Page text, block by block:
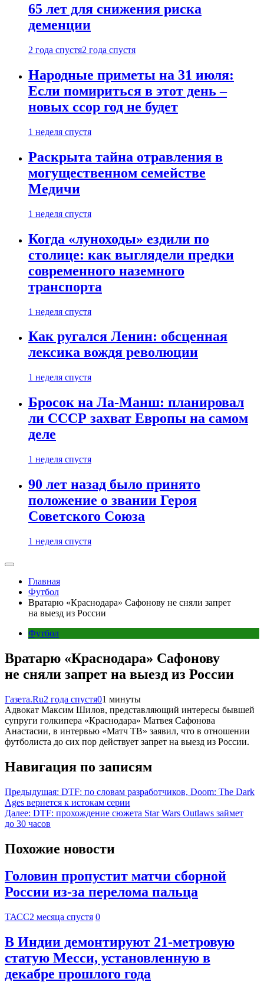
65 лет для снижения риска
деменции
2 года спустя2 года спустя
Народные приметы на 31 июля:
Если помириться в этот день –
новых ссор год не будет
1 неделя спустя
Раскрыта тайна отравления в
могущественном семействе
Медичи
1 неделя спустя
Когда «луноходы» ездили по
столице: как выглядели предки
современного наземного
транспорта
1 неделя спустя
Как ругался Ленин: обсценная
лексика вождя революции
1 неделя спустя
Бросок на Ла-Манш: планировал
ли СССР захват Европы на самом
деле
1 неделя спустя
90 лет назад было принято
положение о звании Героя
Советского Союза
1 неделя спустя
Главная
Футбол
Вратарю «Краснодара» Сафонову не сняли запрет
на выезд из России
Футбол
Вратарю «Краснодара» Сафонову
не сняли запрет на выезд из России
Газета.Ru2 года спустя01 минуты
Адвокат Максим Шилов, представляющий интересы бывшей
супруги голкипера «Краснодара» Матвея Сафонова
Анастасии, в интервью «Матч ТВ» заявил, что в отношении
футболиста до сих пор действует запрет на выезд из России.
Навигация по записям
Предыдущая: DTF: по словам разработчиков, Doom: The Dark
Ages вернется к истокам серии
Далее: DTF: прохождение сюжета Star Wars Outlaws займет
до 30 часов
Похожие новости
Головин пропустит матчи сборной
России из-за перелома пальца
ТАСС2 месяца спустя 0
В Индии демонтируют 21-метровую
статую Месси, установленную в
декабре прошлого года